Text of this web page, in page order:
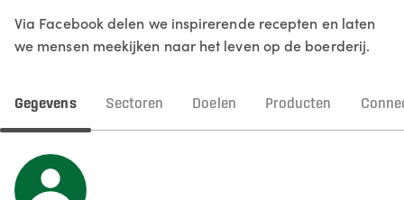
Via Facebook delen we inspirerende recepten en laten
we mensen meekijken naar het leven op de boerderij.
Gegevens Sectoren Doelen Producten